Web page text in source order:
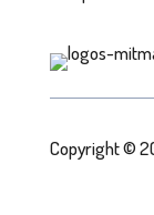
Copyright ©